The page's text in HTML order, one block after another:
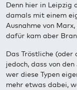
Denn hier in Leipzig
damals mit einem
Ausnahme von
dafür kam aber
Das Tröstliche (oder
jedoch, dass von
wer diese Typen
mehr etwas dabei,